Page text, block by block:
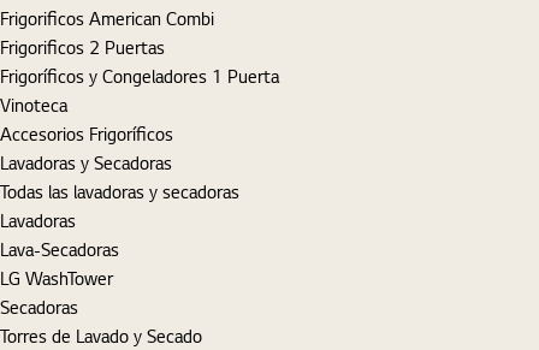
Frigorificos American Combi
Frigorificos 2 Puertas
Frigoríficos y Congeladores 1 Puerta
Vinoteca
Accesorios Frigoríficos
Lavadoras y Secadoras
Todas las lavadoras y secadoras
Lavadoras
Lava-Secadoras
LG WashTower
Secadoras
Torres de Lavado y Secado